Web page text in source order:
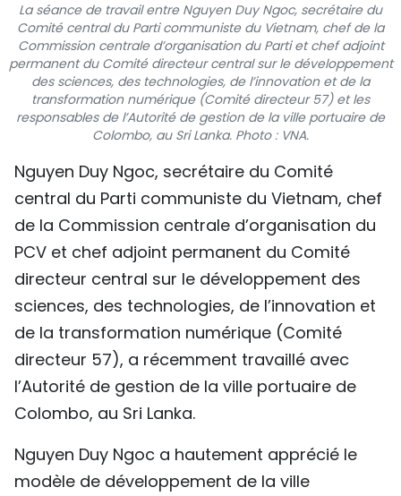
À PROPOS DU "PEUPLE"
TIẾNG VIỆT
ENGLISH
РУССКИЙ
ESPAÑOL
La séance de travail entre Nguyen Duy Ngoc, secrétaire du
Comité central du Parti communiste du Vietnam, chef de la
Commission centrale d’organisation du Parti et chef adjoint
permanent du Comité directeur central sur le développement
des sciences, des technologies, de l’innovation et de la
transformation numérique (Comité directeur 57) et les
responsables de l’Autorité de gestion de la ville portuaire de
Colombo, au Sri Lanka. Photo : VNA.
Nguyen Duy Ngoc, secrétaire du Comité
central du Parti communiste du Vietnam, chef
de la Commission centrale d’organisation du
PCV et chef adjoint permanent du Comité
directeur central sur le développement des
sciences, des technologies, de l’innovation et
de la transformation numérique (Comité
directeur 57), a récemment travaillé avec
l’Autorité de gestion de la ville portuaire de
Colombo, au Sri Lanka.
Nguyen Duy Ngoc a hautement apprécié le
modèle de développement de la ville